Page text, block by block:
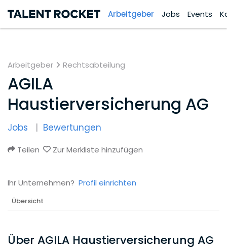
Arbeitgeber Jobs Events
Arbeitgeber Rechtsabteilung
AGILA
Haustierversicherung AG
Jobs Bewertungen
Teilen Zur Merkliste hinzufügen
Ihr Unternehmen? Profil einrichten
Übersicht
Über AGILA Haustierversicherung AG